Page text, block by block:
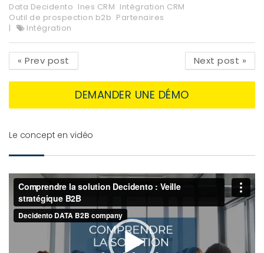
Data Decidento Ines CRM Intégration CRM
Outil de prospection b2b Partenaires
Intégration
« Prev post Next post »
DEMANDER UNE DÉMO
Le concept en vidéo
Lecteur
vidéo